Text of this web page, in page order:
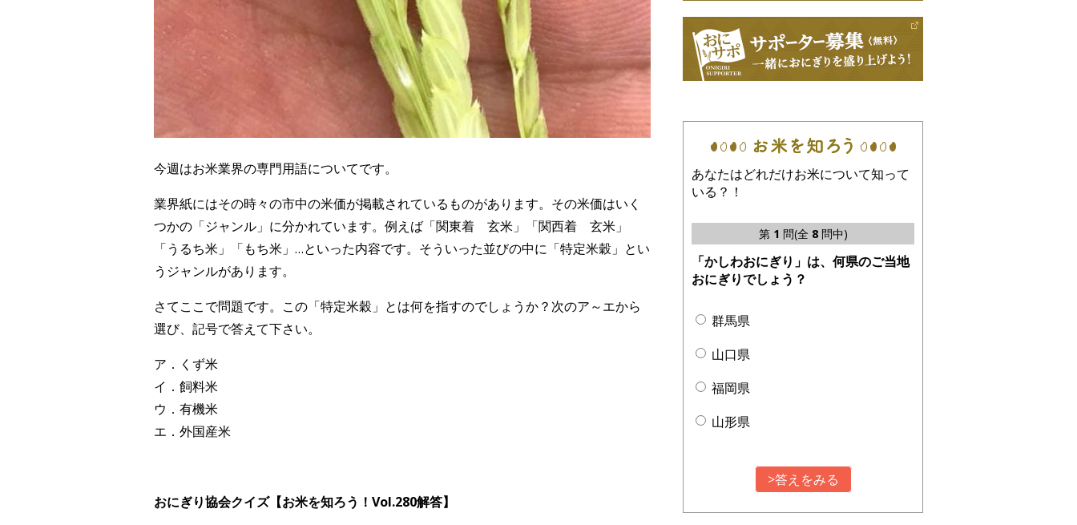
今週はお米業界の専門用語についてです。
業界紙にはその時々の市中の米価が掲載されているものがあります。その米価はいく
つかの「ジャンル」に分かれています。例えば「関東着 玄米」「関西着 玄米」
「うるち米」「もち米」…といった内容です。そういった並びの中に「特定米穀」とい
うジャンルがあります。
さてここで問題です。この「特定米穀」とは何を指すのでしょうか？次のア～エから
選び、記号で答えて下さい。
ア．くず米
イ．飼料米
ウ．有機米
エ．外国産米
おにぎり協会クイズ【お米を知ろう！Vol.280解答】
あなたはどれだけお米について知って
いる？！
第 1 問(全 8問中)
「かしわおにぎり」は、何県のご当地
おにぎりでしょう？
群馬県
山口県
福岡県
山形県
>答えをみる